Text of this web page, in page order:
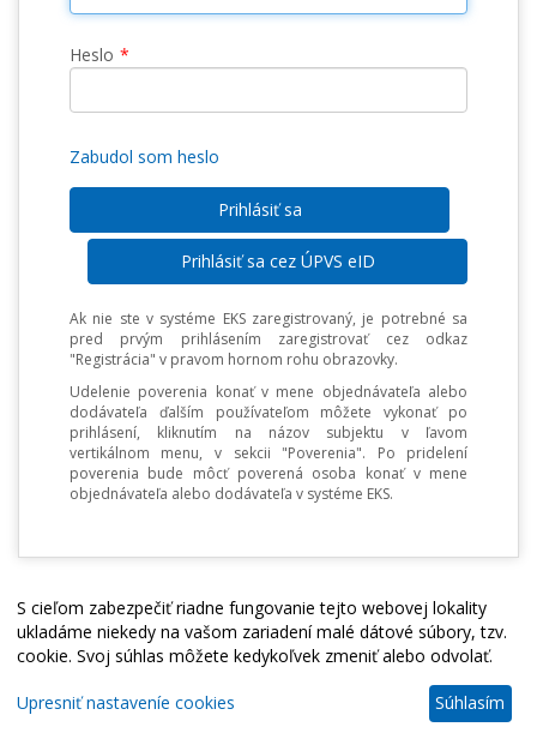
Heslo
Zabudol som heslo
Prihlásiť sa cez ÚPVS eID
Ak nie ste v systéme EKS zaregistrovaný, je potrebné sa
pred prvým prihlásením zaregistrovať cez odkaz
"Registrácia" v pravom hornom rohu obrazovky.
Udelenie poverenia konať v mene objednávateľa alebo
dodávateľa ďalším používateľom môžete vykonať po
prihlásení, kliknutím na názov subjektu v ľavom
vertikálnom menu, v sekcii "Poverenia". Po pridelení
poverenia bude môcť poverená osoba konať v mene
objednávateľa alebo dodávateľa v systéme EKS.
S cieľom zabezpečiť riadne fungovanie tejto webovej lokality
ukladáme niekedy na vašom zariadení malé dátové súbory, tzv.
cookie. Svoj súhlas môžete kedykoľvek zmeniť alebo odvolať.
Upresniť nastaveníe cookies Súhlasím